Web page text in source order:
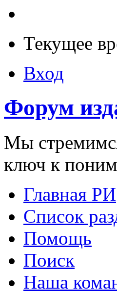
Текущее
Вход
Форум
Мы
ключ к
Главная РИ
Список
Помощь
Поиск
Наша